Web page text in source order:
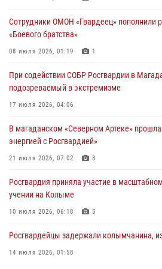
Начальник Главного штаба – первый
Росгвардии Герой России генерал-
15 июля 2026, 06:21
Кинологический тандем из Магадана
Сотрудники ОМОН «Гвардеец» пополнили
«Боевого братства»
08 июля 2026, 01:19 1
При содействии СОБР Росгвардии в
подозреваемый в экстремизме
17 июля 2026, 04:06
В магаданском «Северном Артеке»
энергией с Росгвардией»
21 июля 2026, 07:02 8
Росгвардия приняла участие в
учении на Колыме
10 июля 2026, 06:18 5
Росгвардейцы задержали колымчанина,
14 июля 2026, 01:58